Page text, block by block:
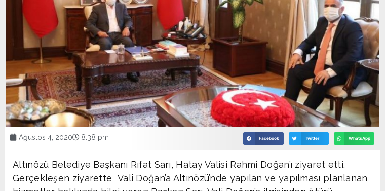
Ağustos 4, 2020 8:38 pm Facebook Twitter WhatsApp
Altınözü Belediye Başkanı Rıfat Sarı, Hatay Valisi Rahmi Doğan’ı ziyaret etti.
Gerçekleşen ziyarette Vali Doğan’a Altınözü’nde yapılan ve yapılması planlanan